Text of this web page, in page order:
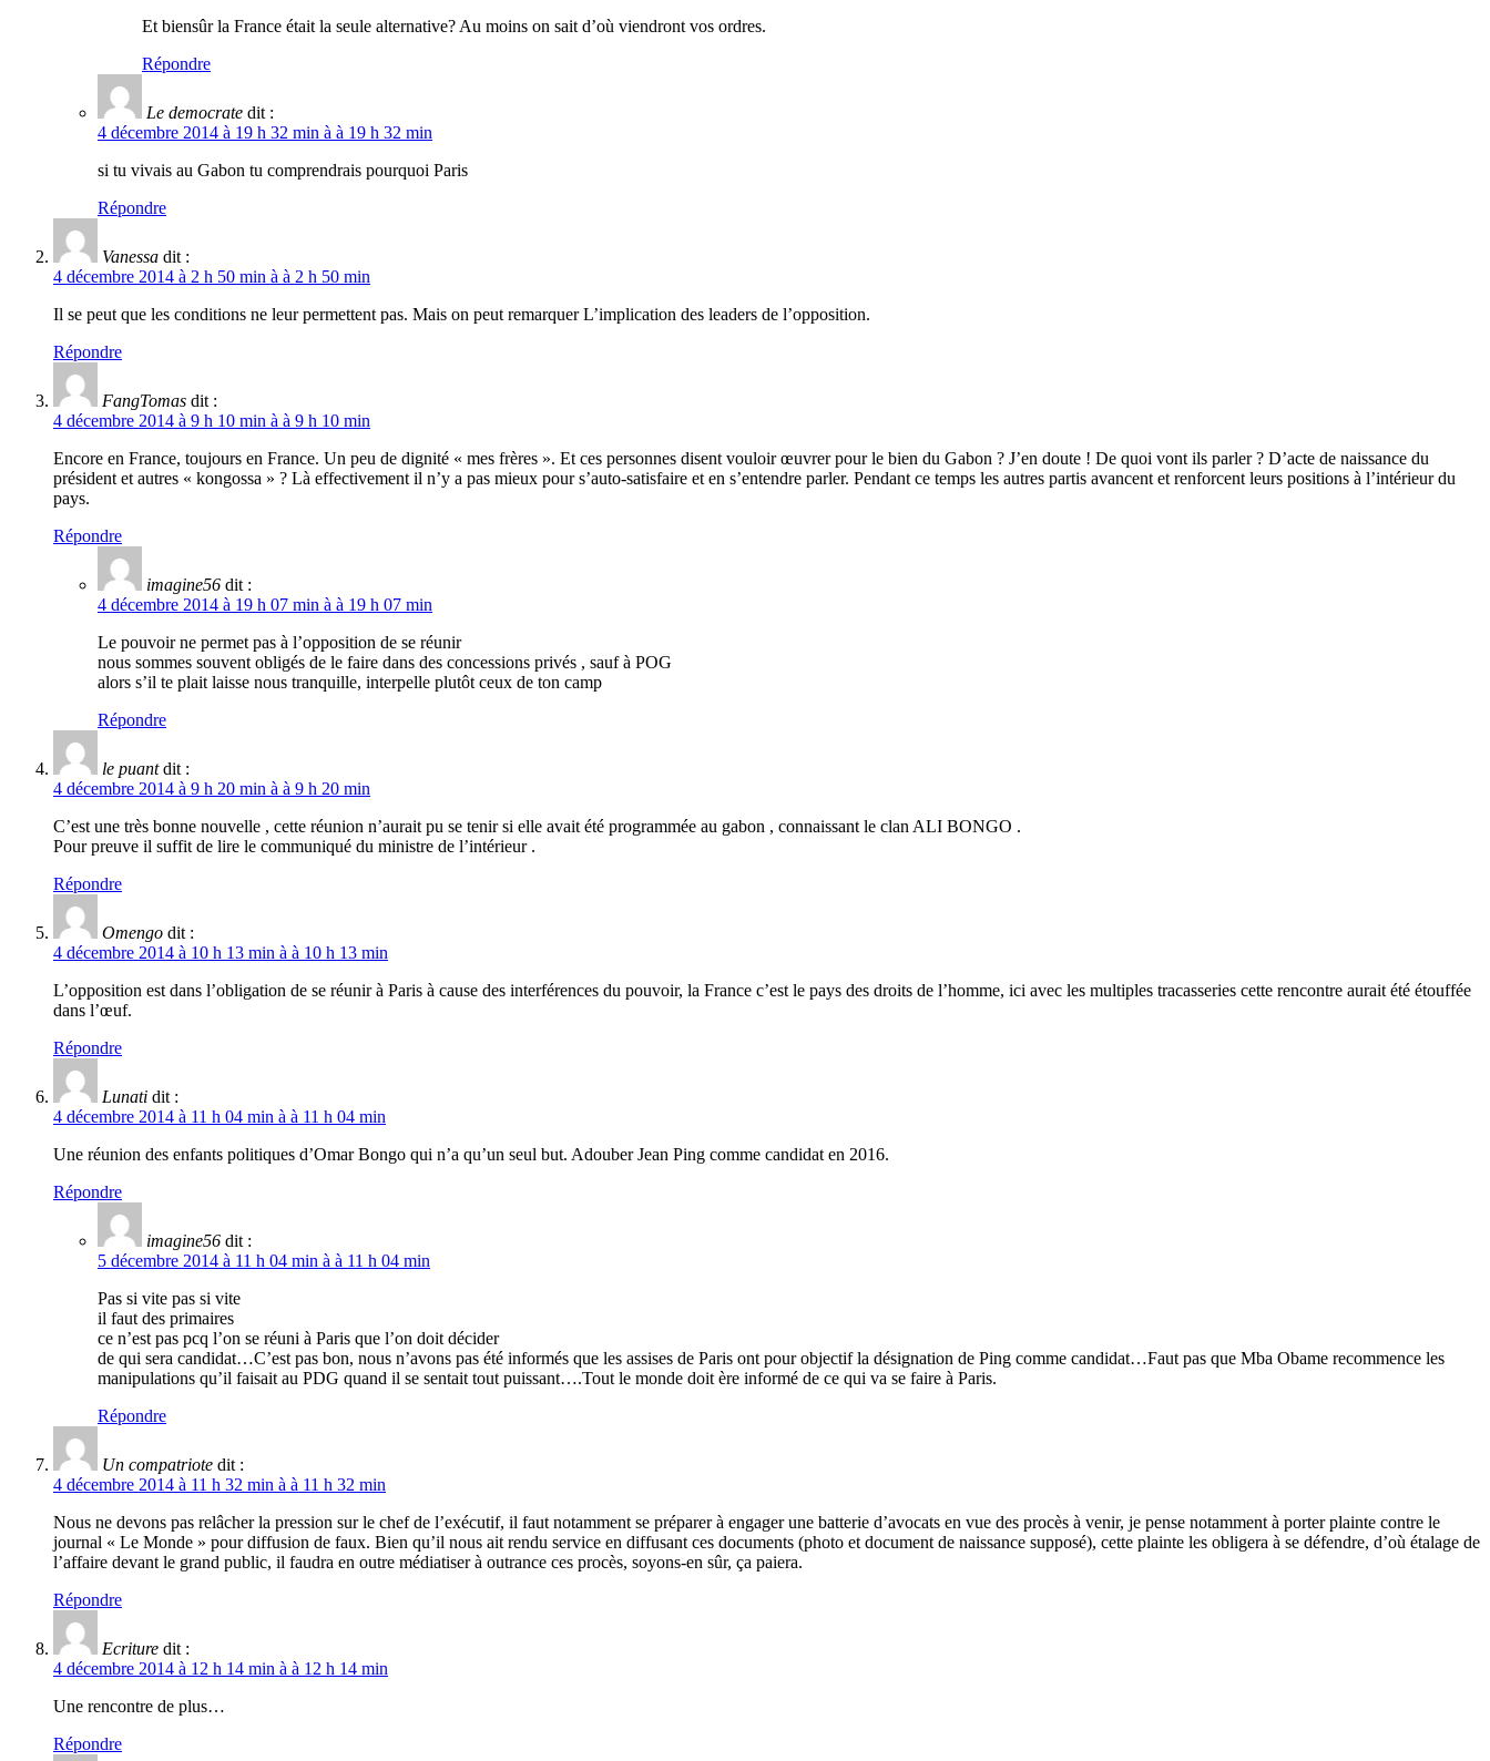
Et biensûr la France était la seule alternative? Au moins on sait d’où viendront vos ordres.
Répondre
Le democrate dit :
4 décembre 2014 à 19 h 32 min à à 19 h 32 min
si tu vivais au Gabon tu comprendrais pourquoi Paris
Répondre
Vanessa dit :
4 décembre 2014 à 2 h 50 min à à 2 h 50 min
Il se peut que les conditions ne leur permettent pas. Mais on peut remarquer L’implication des leaders de l’opposition.
Répondre
FangTomas dit :
4 décembre 2014 à 9 h 10 min à à 9 h 10 min
Encore en France, toujours en France. Un peu de dignité « mes frères ». Et ces personnes disent vouloir œuvrer pour le bien du Gabon ? J’en doute ! De quoi vont ils parler ? D’acte de naissance du
président et autres « kongossa » ? Là effectivement il n’y a pas mieux pour s’auto-satisfaire et en s’entendre parler. Pendant ce temps les autres partis avancent et renforcent leurs positions à l’intérieur du
pays.
Répondre
imagine56 dit :
4 décembre 2014 à 19 h 07 min à à 19 h 07 min
Le pouvoir ne permet pas à l’opposition de se réunir
nous sommes souvent obligés de le faire dans des concessions privés , sauf à POG
alors s’il te plait laisse nous tranquille, interpelle plutôt ceux de ton camp
Répondre
le puant dit :
4 décembre 2014 à 9 h 20 min à à 9 h 20 min
C’est une très bonne nouvelle , cette réunion n’aurait pu se tenir si elle avait été programmée au gabon , connaissant le clan ALI BONGO .
Pour preuve il suffit de lire le communiqué du ministre de l’intérieur .
Répondre
Omengo dit :
4 décembre 2014 à 10 h 13 min à à 10 h 13 min
L’opposition est dans l’obligation de se réunir à Paris à cause des interférences du pouvoir, la France c’est le pays des droits de l’homme, ici avec les multiples tracasseries cette rencontre aurait été étouffée
dans l’œuf.
Répondre
Lunati dit :
4 décembre 2014 à 11 h 04 min à à 11 h 04 min
Une réunion des enfants politiques d’Omar Bongo qui n’a qu’un seul but. Adouber Jean Ping comme candidat en 2016.
Répondre
imagine56 dit :
5 décembre 2014 à 11 h 04 min à à 11 h 04 min
Pas si vite pas si vite
il faut des primaires
ce n’est pas pcq l’on se réuni à Paris que l’on doit décider
de qui sera candidat…C’est pas bon, nous n’avons pas été informés que les assises de Paris ont pour objectif la désignation de Ping comme candidat…Faut pas que Mba Obame recommence les
manipulations qu’il faisait au PDG quand il se sentait tout puissant….Tout le monde doit ère informé de ce qui va se faire à Paris.
Répondre
Un compatriote dit :
4 décembre 2014 à 11 h 32 min à à 11 h 32 min
Nous ne devons pas relâcher la pression sur le chef de l’exécutif, il faut notamment se préparer à engager une batterie d’avocats en vue des procès à venir, je pense notamment à porter plainte contre le
journal « Le Monde » pour diffusion de faux. Bien qu’il nous ait rendu service en diffusant ces documents (photo et document de naissance supposé), cette plainte les obligera à se défendre, d’où étalage de
l’affaire devant le grand public, il faudra en outre médiatiser à outrance ces procès, soyons-en sûr, ça paiera.
Répondre
Ecriture dit :
4 décembre 2014 à 12 h 14 min à à 12 h 14 min
Une rencontre de plus…
Répondre